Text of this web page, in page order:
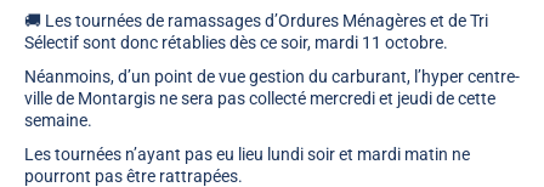
🚚 Les tournées de ramassages d’Ordures Ménagères et de Tri
Sélectifsont donc rétablies dès ce soir, mardi 11 octobre.
Néanmoins, d’un point de vue gestion du carburant, l’hyper centre-
ville de Montargis ne sera pas collecté mercredi et jeudi de cette
semaine.
Les tournées n’ayant pas eu lieu lundi soir et mardi matin ne
pourront pas être rattrapées.